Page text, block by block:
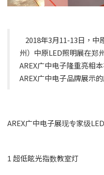
2018年3月11-13日，中
州）中原LED照明展在郑
AREX广中电子隆重亮相
AREX广中电子品牌展示的
AREX广中电子展现专家级
1 超低眩光指数教室灯